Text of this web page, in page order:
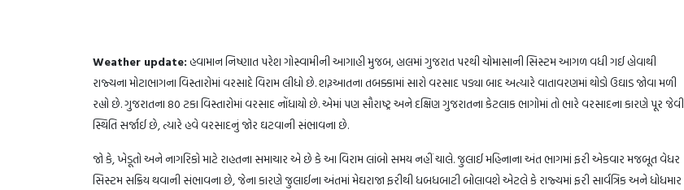
Weather update:હવામાન નિષ્ણાત પરેશ ગોસ્વામીની આગાહી મુજબ, હાલમાં ગુજરાત પરથી ચોમાસાની સિસ્ટમ આગળ વધી ગઈ હોવાથી
રાજ્યના મોટાભાગના વિસ્તારોમાં વરસાદે વિરામ લીધો છે. શરૂઆતના તબક્કામાં સારો વરસાદ પડ્યા બાદ અત્યારે વાતાવરણમાં થોડો ઉઘાડ જોવા મળી
રહ્યો છે. ગુજરાતના 80 ટકા વિસ્તારોમાં વરસાદ નોંધાયો છે. એમાં પણ સૌરાષ્ટ્ર અને દક્ષિણ ગુજરાતના કેટલાક ભાગોમાં તો ભારે વરસાદના કારણે પૂર જેવી
સ્થિતિ સર્જાઈ છે, ત્યારે હવે વરસાદનું જોર ઘટવાની સંભાવના છે.
​જો કે, ખેડૂતો અને નાગરિકો માટે રાહતના સમાચાર એ છે કે આ વિરામ લાંબો સમય નહીં ચાલે. જુલાઈ મહિનાના અંત ભાગમાં ફરી એકવાર મજબૂત વેધર
સિસ્ટમ સક્રિય થવાની સંભાવના છે, જેના કારણે જુલાઈના અંતમાં મેઘરાજા ફરીથી ધબધબાટી બોલાવશે એટલે કે રાજ્યમાં ફરી સાર્વત્રિક અને ધોધમાર